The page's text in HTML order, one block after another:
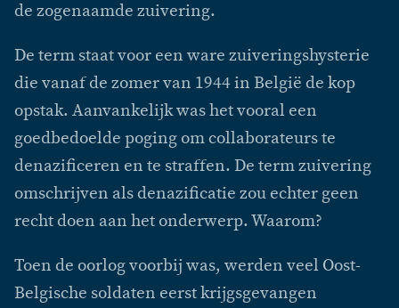
de zogenaamde zuivering.
De term staat voor een ware zuiveringshysterie
die vanaf de zomer van 1944 in België de kop
opstak. Aanvankelijk was het vooral een
goedbedoelde poging om collaborateurs te
denazificeren en te straffen. De term zuivering
omschrijven als denazificatie zou echter geen
recht doen aan het onderwerp. Waarom?
Toen de oorlog voorbij was, werden veel Oost-
Belgische soldaten eerst krijgsgevangen